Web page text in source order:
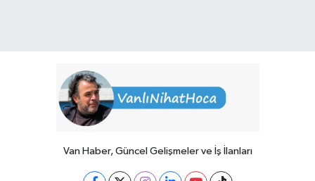
Van Haber, Güncel Gelişmeler ve İş İlanları